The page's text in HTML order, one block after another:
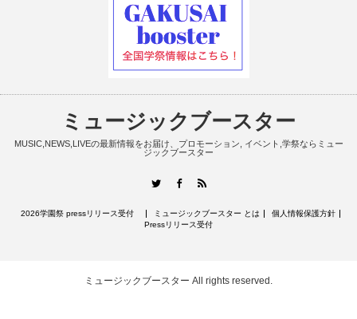
ミュージックブースター
MUSIC,NEWS,LIVEの最新情報をお届け、プロモーション, イベント,学祭ならミュー
ジックブースター
TwitterFacebook
2026学園祭 pressリリース受付 ミュージックブースター とは
個人情報保護方針
Pressリリース受付
ミュージックブースター All rights reserved.